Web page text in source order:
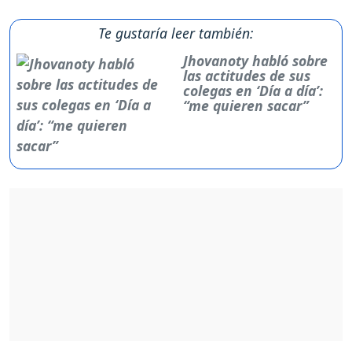
Te gustaría leer también:
Jhovanoty habló sobre
las actitudes de sus
colegas en ‘Día a día’:
“me quieren sacar”